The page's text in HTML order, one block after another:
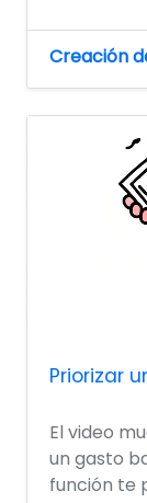
Creación
Priorizar
El video
un gasto
función te